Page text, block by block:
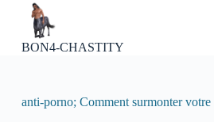
BON4-CHASTITY
anti-porno; Comment surmonter